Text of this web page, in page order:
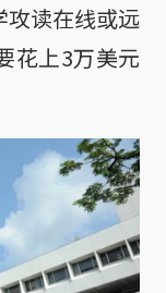
攻读在线或远
花上3万美元